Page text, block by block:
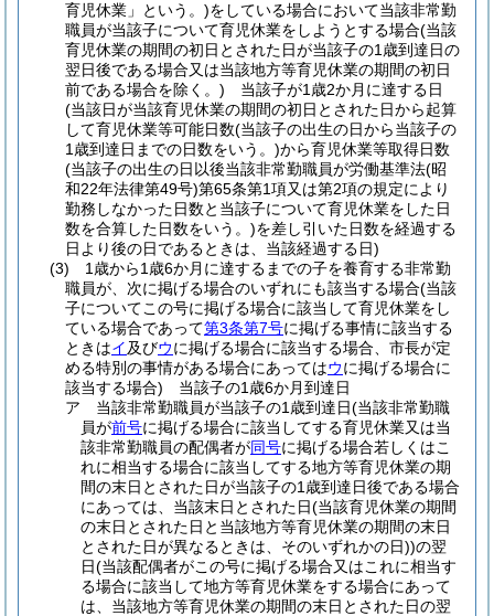
育児休業」という。)をしている場合において当該非常勤
職員が当該子について育児休業をしようとする場合(当該
育児休業の期間の初日とされた日が当該子の1歳到達日の
翌日後である場合又は当該地方等育児休業の期間の初日
前である場合を除く。) 当該子が1歳2か月に達する日
(当該日が当該育児休業の期間の初日とされた日から起算
して育児休業等可能日数(当該子の出生の日から当該子の
1歳到達日までの日数をいう。)から育児休業等取得日数
(当該子の出生の日以後当該非常勤職員が労働基準法(昭
和22年法律第49号)第65条第1項又は第2項の規定により
勤務しなかった日数と当該子について育児休業をした日
数を合算した日数をいう。)を差し引いた日数を経過する
日より後の日であるときは、当該経過する日)
(3)
1歳から1歳6か月に達するまでの子を養育する非常勤
職員が、次に掲げる場合のいずれにも該当する場合(当該
子についてこの号に掲げる場合に該当して育児休業をし
ている場合であって第3条第7号に掲げる事情に該当する
ときはイ及びウに掲げる場合に該当する場合、市長が定
める特別の事情がある場合にあってはウに掲げる場合に
該当する場合) 当該子の1歳6か月到達日
ア
当該非常勤職員が当該子の1歳到達日(当該非常勤職
員が前号に掲げる場合に該当してする育児休業又は当
該非常勤職員の配偶者が同号に掲げる場合若しくはこ
れに相当する場合に該当してする地方等育児休業の期
間の末日とされた日が当該子の1歳到達日後である場合
にあっては、当該末日とされた日(当該育児休業の期間
の末日とされた日と当該地方等育児休業の期間の末日
とされた日が異なるときは、そのいずれかの日))の翌
日(当該配偶者がこの号に掲げる場合又はこれに相当す
る場合に該当して地方等育児休業をする場合にあって
は、当該地方等育児休業の期間の末日とされた日の翌